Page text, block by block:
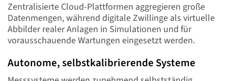
Zentralisierte Cloud-Plattformen aggregieren große
Datenmengen, während digitale Zwillinge als virtuelle
Abbilder realer Anlagen in Simulationen und für
vorausschauende Wartungen eingesetzt werden.
Autonome, selbstkalibrierende Systeme